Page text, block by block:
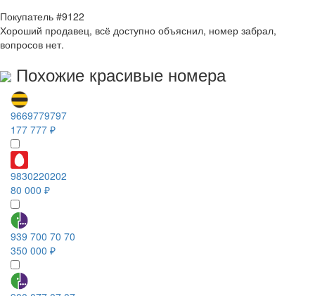
Покупатель #9122
Хороший продавец, всё доступно объяснил, номер забрал,
вопросов нет.
Похожие красивые номера
9669779797
177 777 ₽
9830220202
80 000 ₽
939 700 70 70
350 000 ₽